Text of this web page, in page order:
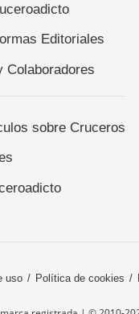
Editoriales
Colaboradores
sobre Cruceros
uso Política de cookies